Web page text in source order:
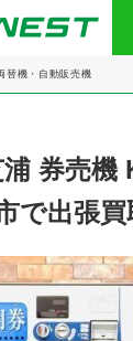
軽にお問
頼ください
専用ダイ
〜18:30(年中無休)
間365日受付
相談もすぐにできて便利
！LINE査定
替機・自動販売機
券売機
で出張買